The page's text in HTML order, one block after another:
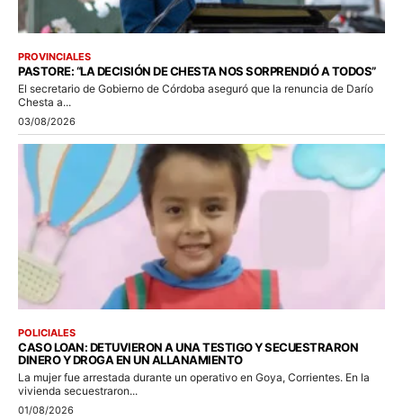
PROVINCIALES
PASTORE: “LA DECISIÓN DE CHESTA NOS SORPRENDIÓ A TODOS”
El secretario de Gobierno de Córdoba aseguró que la renuncia de Darío
Chesta a...
03/08/2026
POLICIALES
CASO LOAN: DETUVIERON A UNA TESTIGO Y SECUESTRARON
DINERO Y DROGA EN UN ALLANAMIENTO
La mujer fue arrestada durante un operativo en Goya, Corrientes. En la
vivienda secuestraron...
01/08/2026